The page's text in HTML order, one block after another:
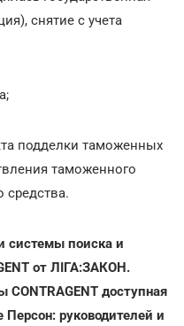
снятие с учета
подделки таможенных
таможенного
средства.
системы поиска и
от ЛІГА:ЗАКОН.
доступная
руководителей и